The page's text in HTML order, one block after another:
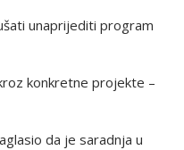
unaprijediti program
konkretne projekte –
da je saradnja u